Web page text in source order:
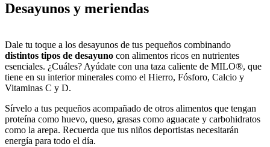
Desayunos y meriendas
Dale tu toque a los desayunos de tus pequeños combinando
distintos tipos de desayuno con alimentos ricos en nutrientes
esenciales. ¿Cuáles? Ayúdate con una taza caliente de MILO®, que
tiene en su interior minerales como el Hierro, Fósforo, Calcio y
Vitaminas C y D.
Sírvelo a tus pequeños acompañado de otros alimentos que tengan
proteína como huevo, queso, grasas como aguacate y carbohidratos
como la arepa. Recuerda que tus niños deportistas necesitarán
energía para todo el día.